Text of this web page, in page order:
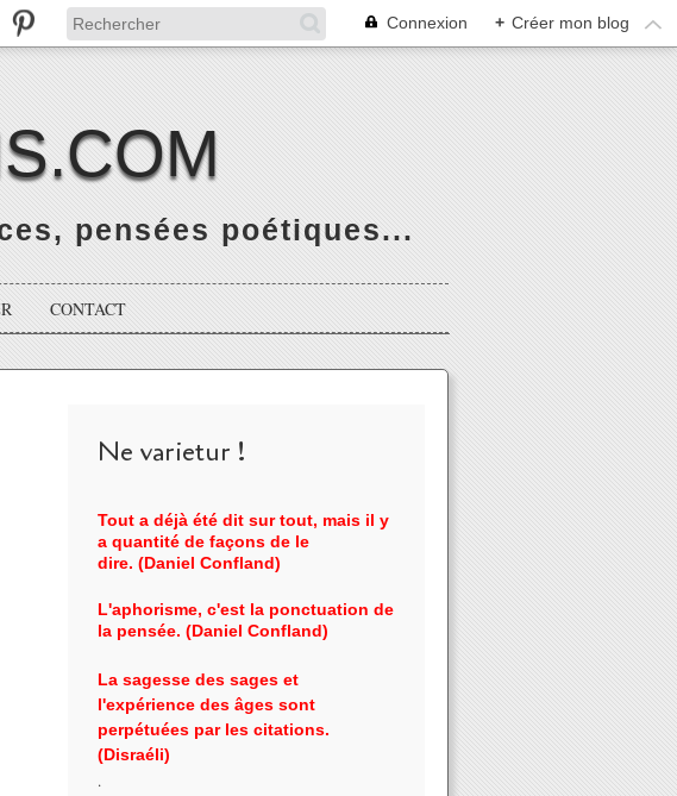
Connexion + Créer mon blog
pensées poétiques...
CONTACT
Ne varietur !
Tout a déjà été dit sur tout, mais il y
a quantité de façons de le
dire. (Daniel Confland)
L'aphorisme, c'est la ponctuation de
la pensée. (Daniel Confland)
La sagesse des sages et
l'expérience des âges sont
perpétuées par les citations.
(Disraéli)
.